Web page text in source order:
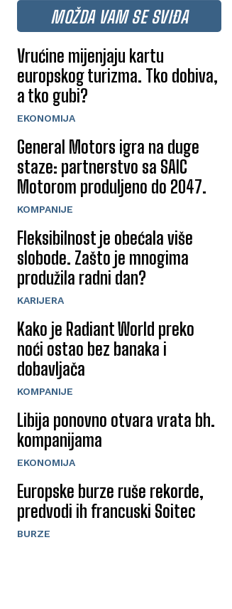
MOŽDA VAM SE SVIĐA
Vrućine mijenjaju kartu
europskog turizma. Tko dobiva,
a tko gubi?
EKONOMIJA
General Motors igra na duge
staze: partnerstvo sa SAIC
Motorom produljeno do 2047.
KOMPANIJE
Fleksibilnost je obećala više
slobode. Zašto je mnogima
produžila radni dan?
KARIJERA
Kako je Radiant World preko
noći ostao bez banaka i
dobavljača
KOMPANIJE
Libija ponovno otvara vrata bh.
kompanijama
EKONOMIJA
Europske burze ruše rekorde,
predvodi ih francuski Soitec
BURZE